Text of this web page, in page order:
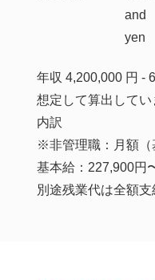
and
yen
年収 4,200,000 円 -
想定して算出してい
内訳
※非管理職：月額（
基本給：227,900円
別途残業代は全額支